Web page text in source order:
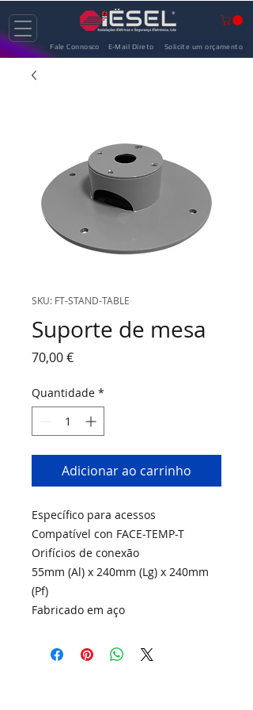
Fale Connosco E-Mail Direto Solicite um orçamento
SKU: FT-STAND-TABLE
Suporte de mesa
70,00 €Preço
Quantidade *
Adicionar ao carrinho
Específico para acessos
Compatível con FACE-TEMP-T
Orifícios de conexão
55mm (Al) x 240mm (Lg) x 240mm
(Pf)
Fabricado em aço